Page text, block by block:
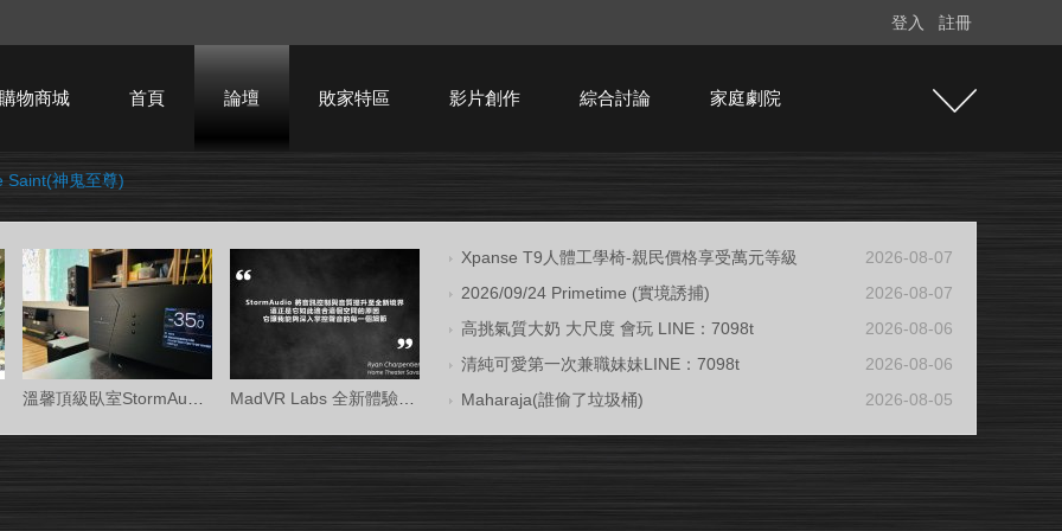
登入 註冊
購物商城 首頁 論壇 敗家特區 影片創作 綜合討論 家庭劇院
Saint(神鬼至尊)
Xpanse T9人體工學椅-親民價格享受萬元等級
2026-08-07
2026/09/24 Primetime (實境誘捕)
2026-08-07
高挑氣質大奶 大尺度 會玩 LINE：7098t
2026-08-06
清純可愛第一次兼職妹妹LINE：7098t
2026-08-06
Maharaja(誰偷了垃圾桶)
2026-08-05